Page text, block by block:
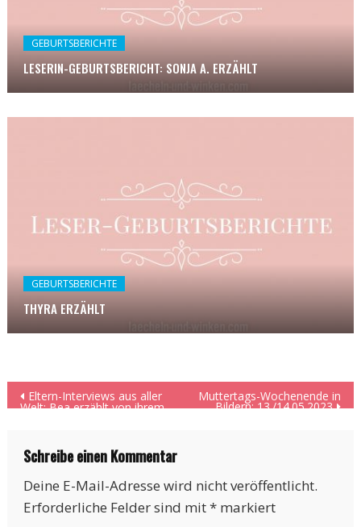
GEBURTSBERICHTE
LESERIN-GEBURTSBERICHT: SONJA A. ERZÄHLT
GEBURTSBERICHTE
THYRA ERZÄHLT
Beitragsnavigation
Eltern-Interviews aus aller
Welt: Bea erzählt von ihrem
Muttertags-Wochenende in
Bildern: 13./14.05.2023
Schreibe einen Kommentar
Deine E-Mail-Adresse wird nicht veröffentlicht.
Erforderliche Felder sind mit*markiert